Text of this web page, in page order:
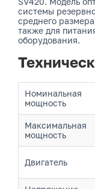
системы
среднего
также для
оборудования.
Номинальная
мощность
Максимальная
мощность
Двигатель